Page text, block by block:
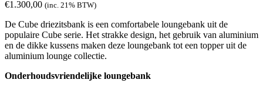
€1.300,00 (inc. 21% BTW)
De Cube driezitsbank is een comfortabele loungebank uit de
populaire Cube serie. Het strakke design, het gebruik van aluminium
en de dikke kussens maken deze loungebank tot een topper uit de
aluminium lounge collectie.
Onderhoudsvriendelijke loungebank